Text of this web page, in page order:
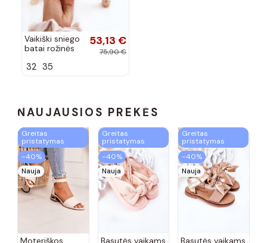
Vaikiški sniego
batai rožinės
53,13 €
75,90 €
32 35
NAUJAUSIOS PREKĖS
Greitas
pristatymas
−40%
Nauja
Moteriškos
Greitas
pristatymas
−40%
Nauja
Basutės vaikams
Greitas
pristatymas
−40%
Nauja
Basutės vaikams